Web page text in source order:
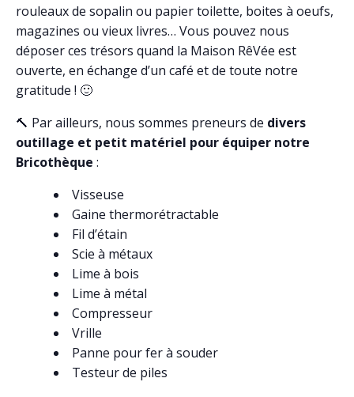
rouleaux de sopalin ou papier toilette, boites à oeufs,
magazines ou vieux livres… Vous pouvez nous
déposer ces trésors quand la Maison RêVée est
ouverte, en échange d’un café et de toute notre
gratitude ! 🙂
🔨 Par ailleurs, nous sommes preneurs de divers
outillage et petit matériel pour équiper notre
Bricothèque :
Visseuse
Gaine thermorétractable
Fil d’étain
Scie à métaux
Lime à bois
Lime à métal
Compresseur
Vrille
Panne pour fer à souder
Testeur de piles